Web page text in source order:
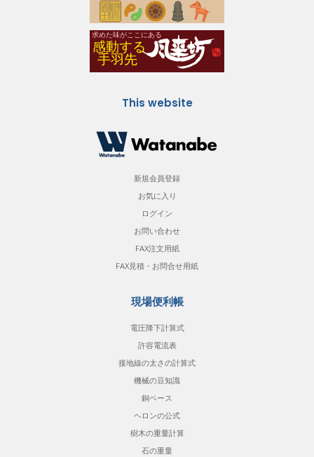
This website
新規会員登録
お気に入り
ログイン
お問い合わせ
FAX注文用紙
FAX見積・お問合せ用紙
現場便利帳
電圧降下計算式
許容電流表
接地線の太さの計算式
機械の豆知識
銅ベース
ヘロンの公式
樹木の重量計算
石の重量